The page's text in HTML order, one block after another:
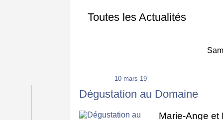
Toutes les Actualités
10 mars 19
Dégustation au Domaine
Marie-Ange et